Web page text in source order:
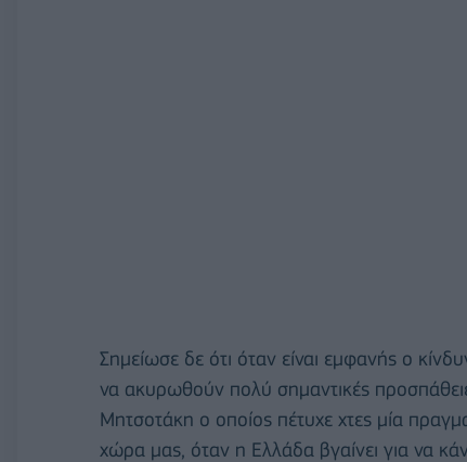
Σημείωσε δε ότι όταν είναι εμφανής ο
να ακυρωθούν πολύ σημαντικές
Μητσοτάκη ο οποίος πέτυχε χτες μία
χώρα μας, όταν η Ελλάδα βγαίνει για να